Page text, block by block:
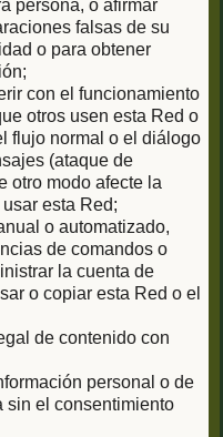
persona, o afirmar
falsas de su
o para obtener
con el funcionamiento
otros usen esta Red o
flujo normal o el diálogo
(ataque de
otro modo afecte la
esta Red;
o automatizado,
de comandos o
la cuenta de
o copiar esta Red o el
de contenido con
personal o de
sin el consentimiento